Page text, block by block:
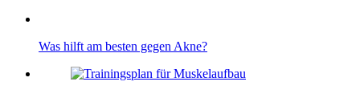
Was hilft am besten gegen Akne?